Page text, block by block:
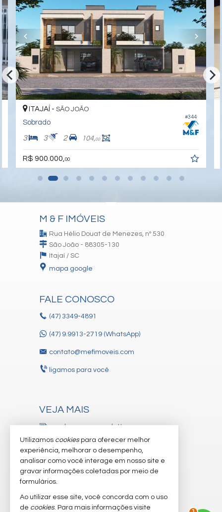
#344
ITAJAÍ - SÃO JOÃO
Sobrado
3 3 2 104,00
R$ 900.000, 00
M & F IMÓVEIS
Rua Hélio Douat de Menezes, nº 530
São João - 88305-130
Itajaí / SC
mapa google
FALE CONOSCO
(47) 3349-4891
(47) 9.9913-2719 (WhatsApp)
contato@mefimoveis.com
ligamos para você
VEJA MAIS
receba nosso newsletter
cadastre seu imóvel
trabalhe conosco
imóveis favoritos
mapa de imóveis
Utilizamos cookiespara oferecer melhor
experiência, melhorar o desempenho,
analisar como você interage em nosso site e
gravar informações coletadas por meio de
formulários.
Ao utilizar esse site, você concorda com o uso
de cookies. Para mais informações visite